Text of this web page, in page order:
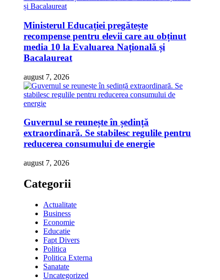
Ministerul Educației pregătește
recompense pentru elevii care au obținut
media 10 la Evaluarea Națională și
Bacalaureat
august 7, 2026
Guvernul se reunește în ședință
extraordinară. Se stabilesc regulile pentru
reducerea consumului de energie
august 7, 2026
Categorii
Actualitate
Business
Economie
Educatie
Fapt Divers
Politica
Politica Externa
Sanatate
Uncategorized